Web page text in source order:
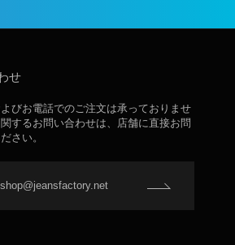
せ
びお電話でのご注文は承っておりませ
するお問い合わせは、店舗に直接お問
さい。